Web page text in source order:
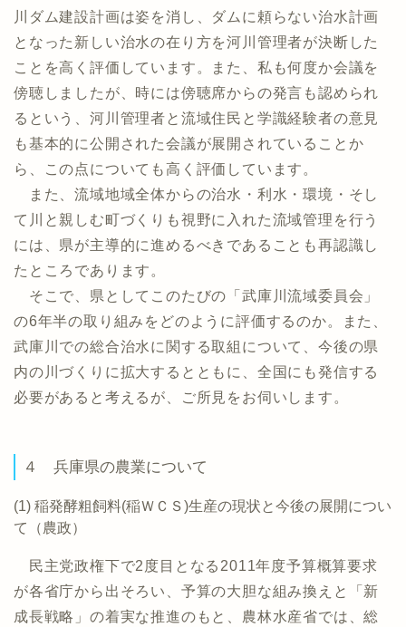
川ダム建設計画は姿を消し、ダムに頼らない治水計画
となった新しい治水の在り方を河川管理者が決断した
ことを高く評価しています。また、私も何度か会議を
傍聴しましたが、時には傍聴席からの発言も認められ
るという、河川管理者と流域住民と学識経験者の意見
も基本的に公開された会議が展開されていることか
ら、この点についても高く評価しています。
また、流域地域全体からの治水・利水・環境・そし
て川と親しむ町づくりも視野に入れた流域管理を行う
には、県が主導的に進めるべきであることも再認識し
たところであります。
そこで、県としてこのたびの「武庫川流域委員会」
の6年半の取り組みをどのように評価するのか。また、
武庫川での総合治水に関する取組について、今後の県
内の川づくりに拡大するとともに、全国にも発信する
必要があると考えるが、ご所見をお伺いします。
４ 兵庫県の農業について
(1) 稲発酵粗飼料(稲ＷＣＳ)生産の現状と今後の展開につい
て（農政）
民主党政権下で2度目となる2011年度予算概算要求
が各省庁から出そろい、予算の大胆な組み換えと「新
成長戦略」の着実な推進のもと、農林水産省では、総